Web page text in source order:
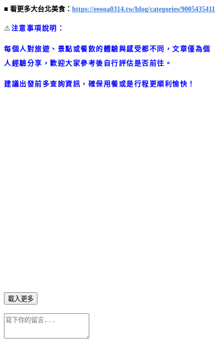
■ 看更多大台北美食： https://eeooa0314.tw/blog/categories/9005435411
⚠️注意事項說明：
每個人對旅遊、景點或餐飲的體驗與感受都不同，文章僅為個
人經驗分享，歡迎大家參考後自行評估是否前往。
建議出發前多查詢資訊，確保用餐或是行程更順利愉快！
載入更多